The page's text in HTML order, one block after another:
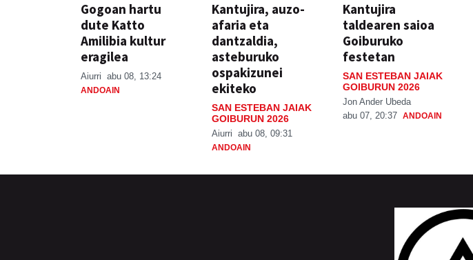
Gogoan hartu
dute Katto
Amilibia kultur
eragilea
Aiurri abu 08, 13:24
ANDOAIN
Kantujira, auzo-
afaria eta
dantzaldia,
asteburuko
ospakizunei
ekiteko
SAN ESTEBAN JAIAK
GOIBURUN 2026
Aiurri abu 08, 09:31
ANDOAIN
Kantujira
taldearen saioa
Goiburuko
festetan
SAN ESTEBAN JAIAK
GOIBURUN 2026
Jon Ander Ubeda
abu 07, 20:37 ANDOAIN